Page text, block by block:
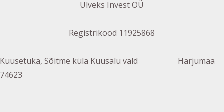
Ulveks Invest OÜ
Registrikood 11925868
Kuusetuka, Sõitme küla Kuusalu vald Harjumaa
74623